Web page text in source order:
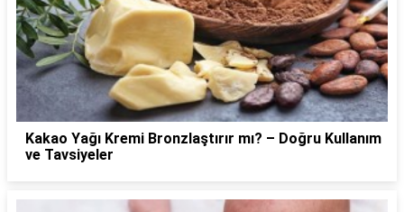
Kakao Yağı Kremi Bronzlaştırır mı? – Doğru Kullanım
ve Tavsiyeler